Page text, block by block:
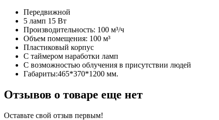
Передвижной
5 ламп 15 Вт
Производительность: 100 м³/ч
Объем помещения: 100 м³
Пластиковый корпус
С таймером наработки ламп
С возможностью облучения в присутствии людей
Габариты:465*370*1200 мм.
Отзывов о товаре еще нет
Оставьте свой отзыв первым!